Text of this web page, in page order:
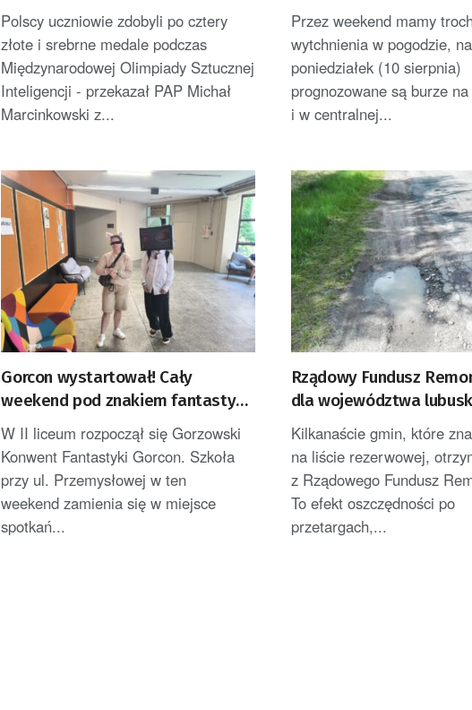
Olimpiadzie Sztucznej Inteligencji
Polscy uczniowie zdobyli po cztery
złote i srebrne medale podczas
Międzynarodowej Olimpiady Sztucznej
Inteligencji - przekazał PAP Michał
Marcinkowski z...
poniedziałek burze i upał
Przez weekend mamy
wytchnienia w pogodzie,
poniedziałek (10 sierpnia)
prognozowane są burze
i w centralnej...
Gorcon wystartował! Cały
weekend pod znakiem fantastyki,
gier i popkultury
W II liceum rozpoczął się Gorzowski
Konwent Fantastyki Gorcon. Szkoła
przy ul. Przemysłowej w ten
weekend zamienia się w miejsce
spotkań...
Rządowy Fundusz
dla województwa
Kilkanaście gmin, które
na liście rezerwowej,
z Rządowego Fundusz
To efekt oszczędności po
przetargach,...